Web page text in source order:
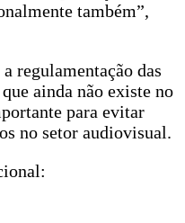
também”,
regulamentação das
ainda não existe no
para evitar
no setor audiovisual.